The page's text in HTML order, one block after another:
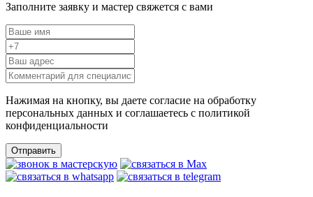
Заполните заявку и мастер свяжется с вами
Нажимая на кнопку, вы даете согласие на обработку
персональных данных и соглашаетесь c политикой
конфиденциальности
Отправить